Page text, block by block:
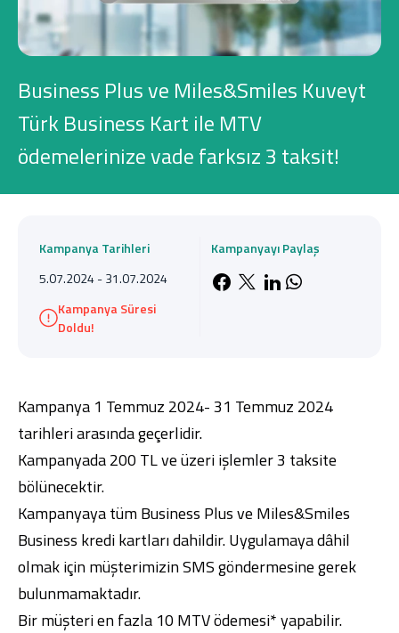
Dijital Bankacılık Finans Portalı
Yatırımcı İlişkileri
Şube ve ATM’ler
Englishالعربية
Dijital Bankacılık Hakkımızda Finans Portalı
Yatırımcı İlişkileri
Şube ve ATM’ler
İletişim
Ürün ve Hizmet Ücretleri
English العربية
Konut Finansmanı
Yatırım Fonları
Leasing
Yatırım
Business Plus ve Miles&Smiles Kuveyt
Türk Business Kart ile MTV
ödemelerinize vade farksız 3 taksit!
Kampanya Tarihleri
5.07.2024 - 31.07.2024
Kampanya Süresi
Doldu!
Kampanyayı Paylaş
Facebook'da
X'de paylaş
LinkedIn'de
Kampanya 1 Temmuz 2024- 31 Temmuz 2024
tarihleri arasında geçerlidir.
Kampanyada 200 TL ve üzeri işlemler 3 taksite
bölünecektir.
Kampanyaya tüm Business Plus ve Miles&Smiles
Business kredi kartları dahildir. Uygulamaya dâhil
olmak için müşterimizin SMS göndermesine gerek
bulunmamaktadır.
Bir müşteri en fazla 10 MTV ödemesi* yapabilir.